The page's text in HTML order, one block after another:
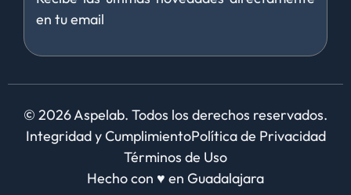
en tu email
© 2026 Aspelab. Todos los derechos reservados.
Integridad y CumplimientoPolítica de Privacidad
Términos de Uso
Hecho con ♥ en Guadalajara